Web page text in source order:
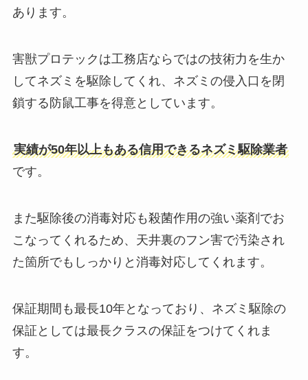
あります。
害獣プロテックは工務店ならではの技術力を生か
してネズミを駆除してくれ、ネズミの侵入口を閉
鎖する防鼠工事を得意としています。
実績が50年以上もある信用できるネズミ駆除業者
です。
また駆除後の消毒対応も殺菌作用の強い薬剤でお
こなってくれるため、天井裏のフン害で汚染され
た箇所でもしっかりと消毒対応してくれます。
保証期間も最長10年となっており、ネズミ駆除の
保証としては最長クラスの保証をつけてくれま
す。